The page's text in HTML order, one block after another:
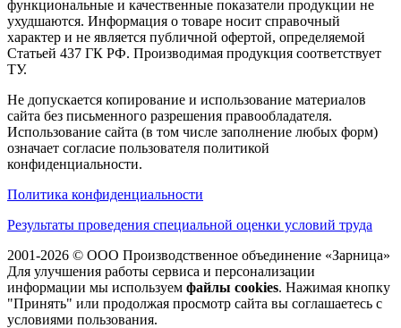
функциональные и качественные показатели продукции не
ухудшаются. Информация о товаре носит справочный
характер и не является публичной офертой, определяемой
Статьей 437 ГК РФ. Производимая продукция соответствует
ТУ.
Не допускается копирование и использование материалов
сайта без письменного разрешения правообладателя.
Использование сайта (в том числе заполнение любых форм)
означает согласие пользователя политикой
конфиденциальности.
Политика конфиденциальности
Результаты проведения специальной оценки условий труда
2001-2026 © ООО Производственное объединение «Зарница»
Для улучшения работы сервиса и персонализации
информации мы используем файлы cookies. Нажимая кнопку
"Принять" или продолжая просмотр сайта вы соглашаетесь с
условиями пользования.